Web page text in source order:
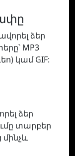
ձեր
MP3
կամ GIF:
ձեր
տարբեր